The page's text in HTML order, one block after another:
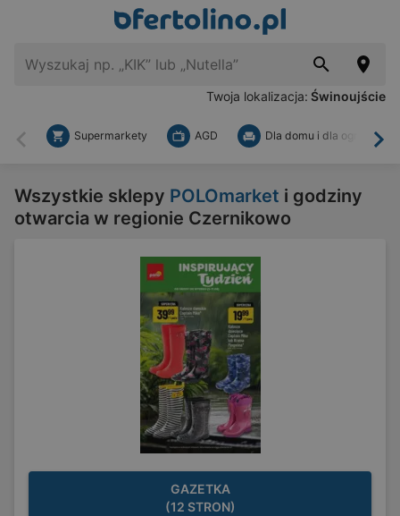
Twoja lokalizacja: Świnoujście
Wstecz
Supermarkety AGD Dla domu i dla ogrodu
Wszystkie sklepy POLOmarket i godziny
otwarcia w regionie Czernikowo
GAZETKA
(12 STRON)